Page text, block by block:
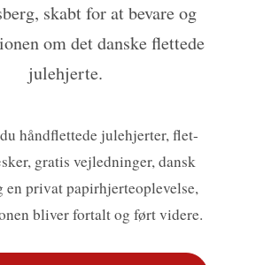
skabt for at bevare og
om det danske flettede
julehjerte.
håndflettede julehjerter, flet-
gratis vejledninger, dansk
en privat papirhjerteoplevelse,
bliver fortalt og ført videre.